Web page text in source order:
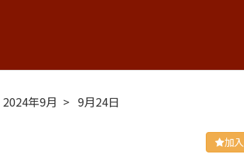
2024年9月 9月24日
加